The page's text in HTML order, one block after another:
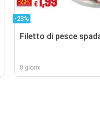
-23%
Filetto di pesce
8 giorni